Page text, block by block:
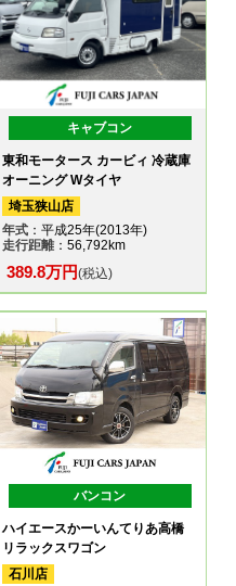
キャブコン
東和モータース カービィ 冷蔵庫
オーニング Wタイヤ
埼玉狭山店
年式：平成25年(2013年)
走行距離：56,792km
389.8万円(税込)
バンコン
ハイエースかーいんてりあ高橋
リラックスワゴン
石川店